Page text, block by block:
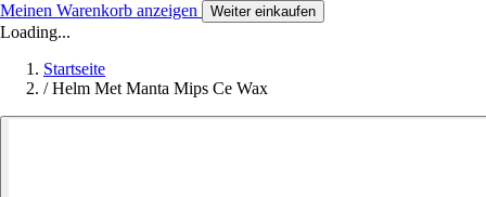
Meinen Warenkorb anzeigen Weiter einkaufen
Loading...
Startseite
/ Helm Met Manta Mips Ce Wax